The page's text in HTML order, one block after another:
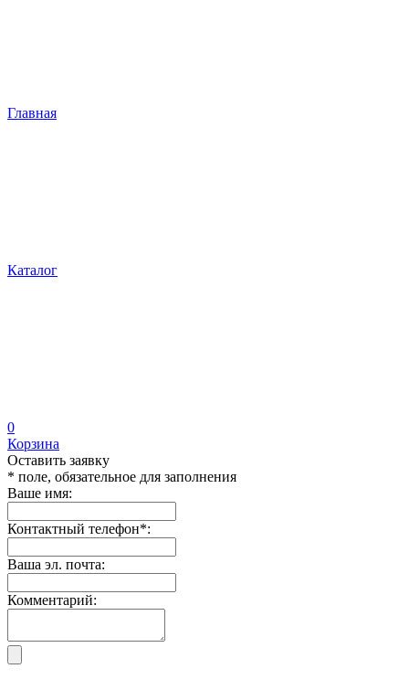
Главная
Каталог
0
Корзина
Оставить заявку
* поле, обязательное для заполнения
Ваше имя:
Контактный телефон*:
Ваша эл. почта:
Комментарий: